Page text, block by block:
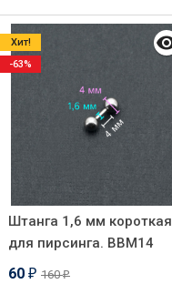
Штанга 1,6 мм короткая
для пирсинга. BBM14
60 ₽ 160₽
Хит!
-63%